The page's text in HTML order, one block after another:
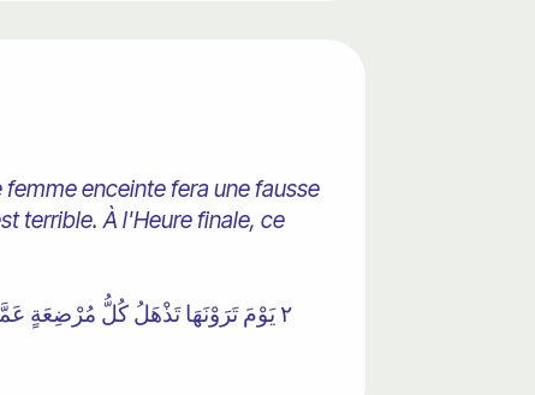
enceinte fera une fausse
terrible. À l'Heure finale, ce
٢ يَوْمَ تَرَوْنَهَا تَذْهَلُ كُلُّ مُرْضِعَةٍ عَمَّا أَرْضَعَتْ وَتَضَعُ كُلُّ ذَاتِ حَمْلٍ حَمْلَهَا وَتَرَى النَّاسَ سُكَارَىٰ وَمَا هُمْ بِسُكَارَىٰ وَلَٰكِنَّ عَذَابَ اللَّهِ شَدِيدٌ